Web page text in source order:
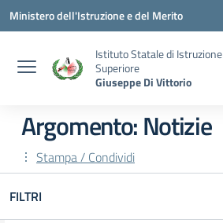
Vai ai contenuti
Vai al menu di navigazione
Vai al footer
Ministero dell'Istruzione e del Merito
Istituto Statale di Istruzione
Superiore
Giuseppe Di Vittorio
Argomento: Notizie
Stampa / Condividi
FILTRI